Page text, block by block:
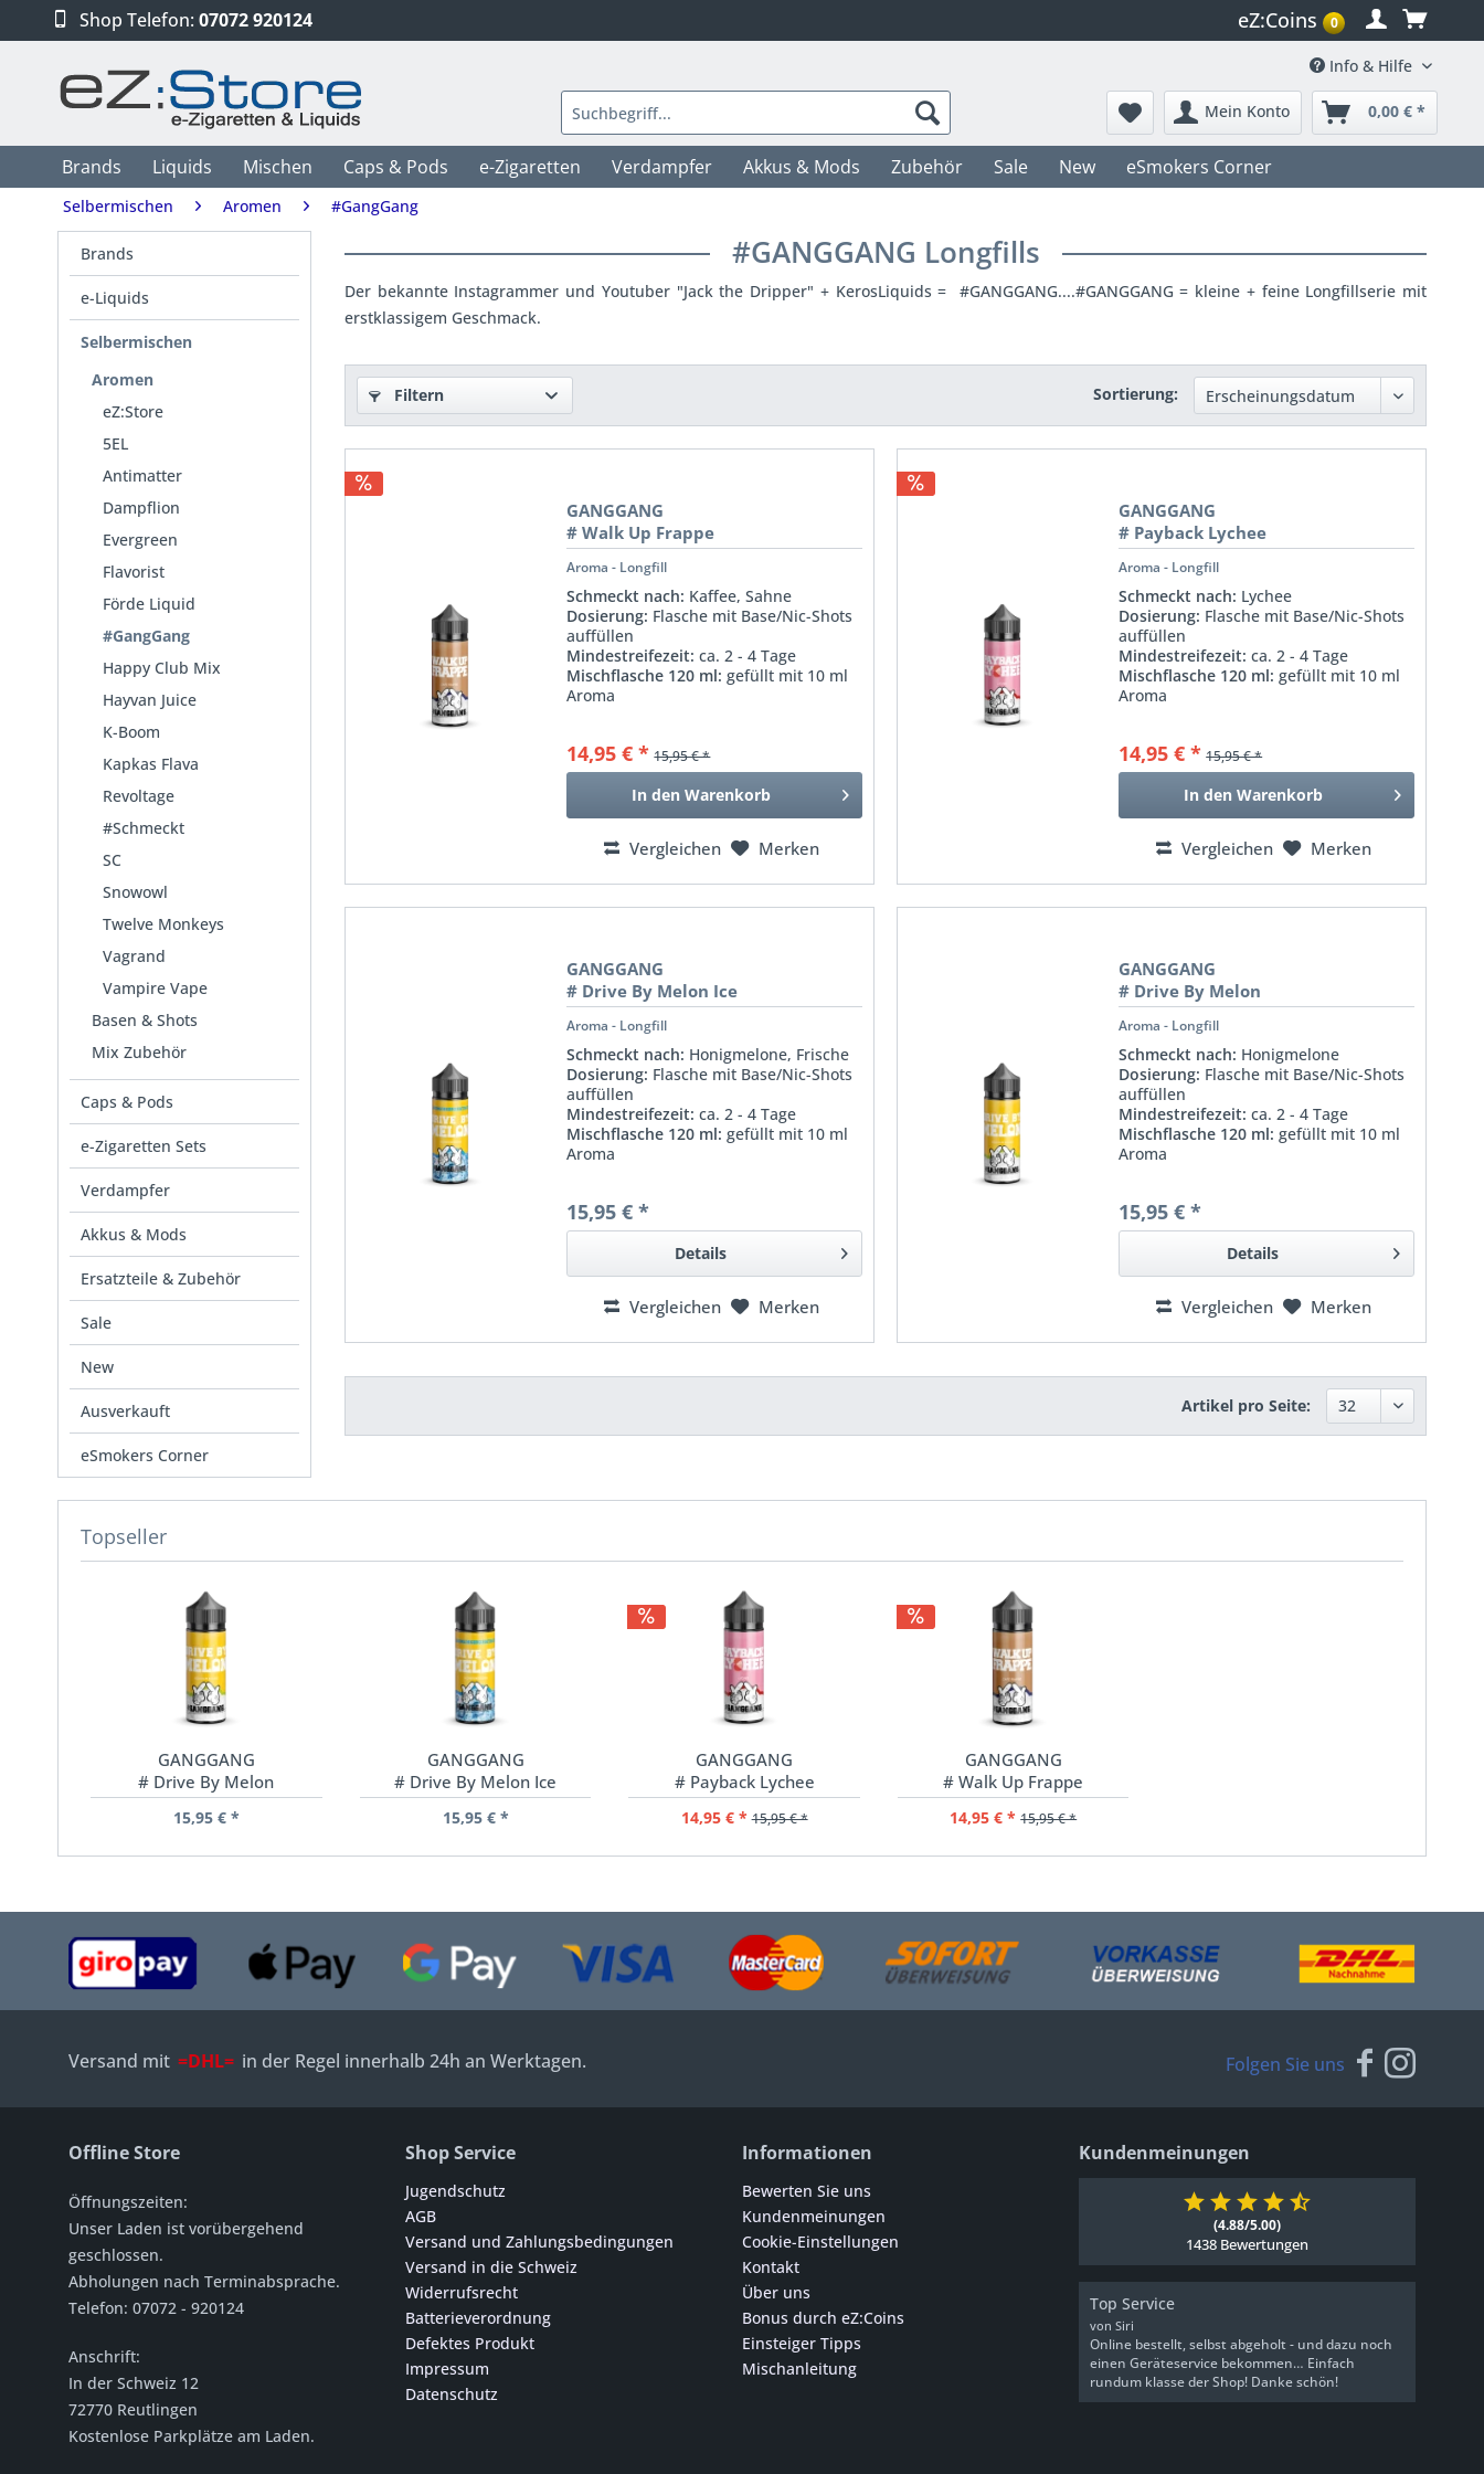
Shop Telefon: 07072 920124 eZ:Coins 0
Info & Hilfe
Mein Konto 0,00 € *
Brands Liquids Mischen Caps & Pods e-Zigaretten Verdampfer Akkus & Mods Zubehör Sale New eSmokers Corner
Selbermischen Aromen #GangGang
Brands
e-Liquids
Selbermischen
Aromen
eZ:Store
5EL
Antimatter
Dampflion
Evergreen
Flavorist
Förde Liquid
#GangGang
Happy Club Mix
Hayvan Juice
K-Boom
Kapkas Flava
Revoltage
#Schmeckt
SC
Snowowl
Twelve Monkeys
Vagrand
Vampire Vape
Basen & Shots
Mix Zubehör
Caps & Pods
e-Zigaretten Sets
Verdampfer
Akkus & Mods
Ersatzteile & Zubehör
Sale
New
Ausverkauft
eSmokers Corner
#GANGGANG Longfills
Der bekannte Instagrammer und Youtuber "Jack the Dripper" + KerosLiquids = #GANGGANG....#GANGGANG = kleine + feine Longfillserie mit
erstklassigem Geschmack.
Filtern Sortierung:
GANGGANG
# Walk Up Frappe
Aroma - Longfill
Schmeckt nach: Kaffee, Sahne
Dosierung: Flasche mit Base/Nic-Shots
auffüllen
Mindestreifezeit: ca. 2 - 4 Tage
Mischflasche 120 ml: gefüllt mit 10 ml
Aroma
14,95 € * 15,95 € *
In den Warenkorb
Vergleichen Merken
GANGGANG
# Payback Lychee
Aroma - Longfill
Schmeckt nach: Lychee
Dosierung: Flasche mit Base/Nic-Shots
auffüllen
Mindestreifezeit: ca. 2 - 4 Tage
Mischflasche 120 ml: gefüllt mit 10 ml
Aroma
14,95 € * 15,95 € *
In den Warenkorb
Vergleichen Merken
GANGGANG
# Drive By Melon Ice
Aroma - Longfill
Schmeckt nach: Honigmelone, Frische
Dosierung: Flasche mit Base/Nic-Shots
auffüllen
Mindestreifezeit: ca. 2 - 4 Tage
Mischflasche 120 ml: gefüllt mit 10 ml
Aroma
15,95 € *
Details
Vergleichen Merken
GANGGANG
# Drive By Melon
Aroma - Longfill
Schmeckt nach: Honigmelone
Dosierung: Flasche mit Base/Nic-Shots
auffüllen
Mindestreifezeit: ca. 2 - 4 Tage
Mischflasche 120 ml: gefüllt mit 10 ml
Aroma
15,95 € *
Details
Vergleichen Merken
Artikel pro Seite:
Topseller
GANGGANG
# Drive By Melon
15,95 € *
GANGGANG
# Drive By Melon Ice
15,95 € *
GANGGANG
# Payback Lychee
14,95 € * 15,95 € *
GANGGANG
# Walk Up Frappe
14,95 € * 15,95 € *
Versand mit =DHL= in der Regel innerhalb 24h an Werktagen. Folgen Sie uns
Offline Store
Öffnungszeiten:
Unser Laden ist vorübergehend
geschlossen.
Abholungen nach Terminabsprache.
Telefon: 07072 - 920124
Anschrift:
In der Schweiz 12
72770 Reutlingen
Kostenlose Parkplätze am Laden.
Shop Service
Jugendschutz
AGB
Versand und Zahlungsbedingungen
Versand in die Schweiz
Widerrufsrecht
Batterieverordnung
Defektes Produkt
Impressum
Datenschutz
Informationen
Bewerten Sie uns
Kundenmeinungen
Cookie-Einstellungen
Kontakt
Über uns
Bonus durch eZ:Coins
Einsteiger Tipps
Mischanleitung
Kundenmeinungen
(4.88/5.00)
1438 Bewertungen
Top Service
von Siri
Online bestellt, selbst abgeholt - und dazu noch
einen Geräteservice bekommen… Einfach
rundum klasse der Shop! Danke schön!